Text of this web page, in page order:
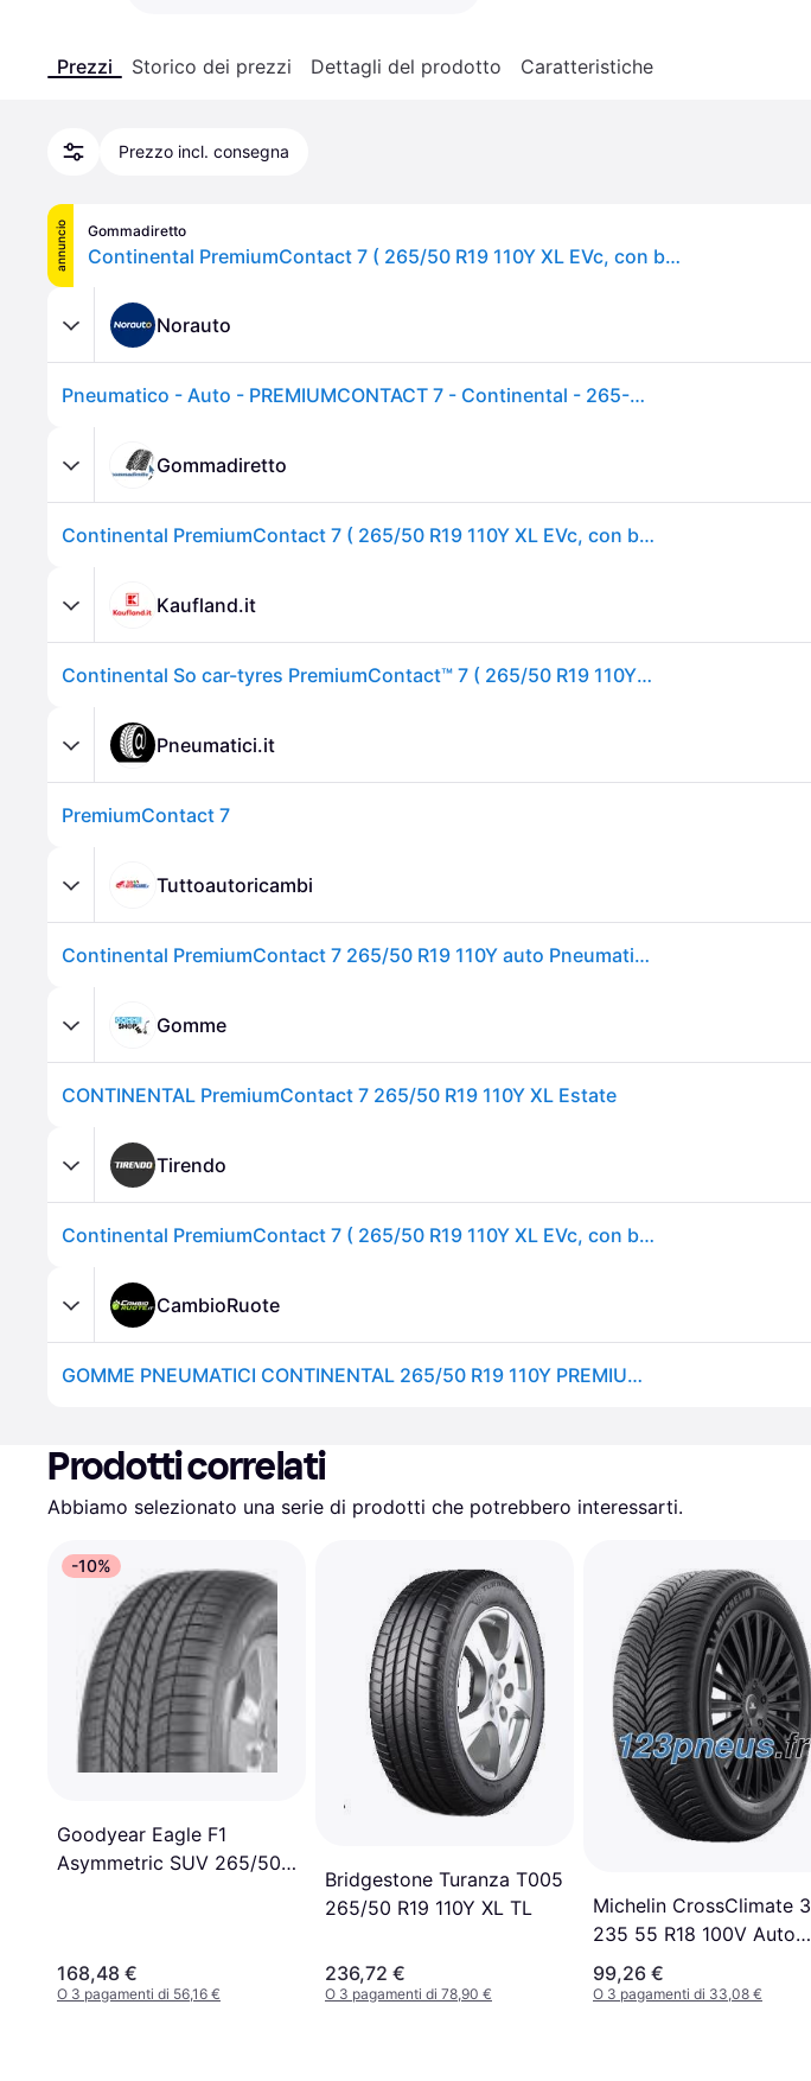
Prezzi Storico dei prezzi Dettagli del prodotto Caratteristiche
Prezzo incl. consegna
annuncio Gommadiretto
Continental PremiumContact 7 ( 265/50 R19 110Y XL EVc, con bordo di protezione )
Norauto
Pneumatico - Auto - PREMIUMCONTACT 7 - Continental - 265-50-19-110-Y
Gommadiretto
Continental PremiumContact 7 ( 265/50 R19 110Y XL EVc, con bordo di protezione )
Kaufland.it
Continental So car-tyres PremiumContact™ 7 ( 265/50 R19 110Y XL EVc, con bordo di protezione )
Pneumatici.it
PremiumContact 7
Tuttoautoricambi
Continental PremiumContact 7 265/50 R19 110Y auto Pneumatici estivi Pneumatici 03142020000
Gomme
CONTINENTAL PremiumContact 7 265/50 R19 110Y XL Estate
Tirendo
Continental PremiumContact 7 ( 265/50 R19 110Y XL EVc, con bordo di protezione )
CambioRuote
GOMME PNEUMATICI CONTINENTAL 265/50 R19 110Y PREMIUMCONTACT 7 XL
Prodotti correlati
Abbiamo selezionato una serie di prodotti che potrebbero interessarti.
-10%
Goodyear Eagle F1
Asymmetric SUV 265/50
168,48 €
O 3 pagamenti di 56,16 €
Bridgestone Turanza T005
265/50 R19 110Y XL TL
236,72 €
O 3 pagamenti di 78,90 €
Michelin CrossClimate 3
235 55 R18 100V Auto
Pneumatici
99,26 €
O 3 pagamenti di 33,08 €